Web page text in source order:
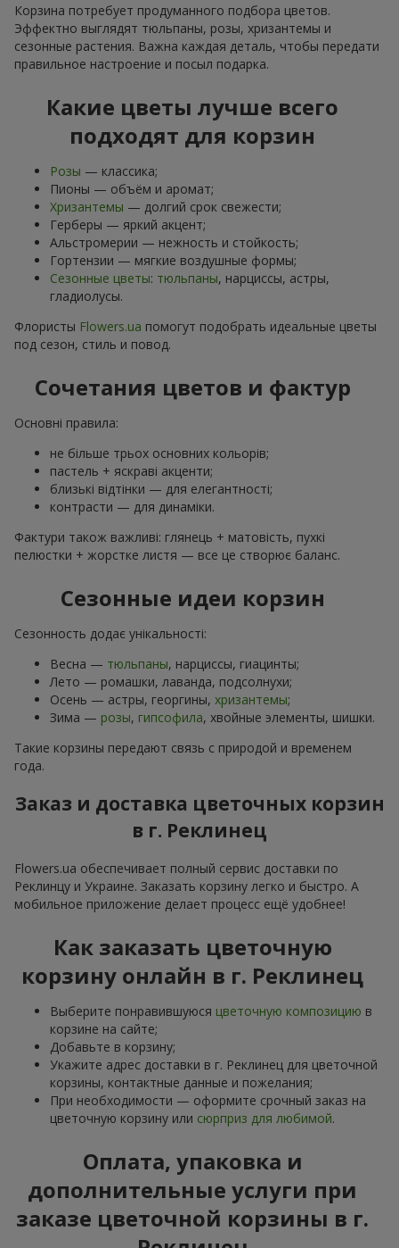
Корзина потребует продуманного подбора цветов.
Эффектно выглядят тюльпаны, розы, хризантемы и
сезонные растения. Важна каждая деталь, чтобы передати
правильное настроение и посыл подарка.
Какие цветы лучше всего
подходят для корзин
Розы — классика;
Пионы — объём и аромат;
Хризантемы — долгий срок свежести;
Герберы — яркий акцент;
Альстромерии — нежность и стойкость;
Гортензии — мягкие воздушные формы;
Сезонные цветы: тюльпаны, нарциссы, астры,
гладиолусы.
Флористы Flowers.ua помогут подобрать идеальные цветы
под сезон, стиль и повод.
Сочетания цветов и фактур
Основні правила:
не більше трьох основних кольорів;
пастель + яскраві акценти;
близькі відтінки — для елегантності;
контрасти — для динаміки.
Фактури також важливі: глянець + матовість, пухкі
пелюстки + жорстке листя — все це створює баланс.
Сезонные идеи корзин
Сезонность додає унікальності:
Весна — тюльпаны, нарциссы, гиацинты;
Лето — ромашки, лаванда, подсолнухи;
Осень — астры, георгины, хризантемы;
Зима — розы, гипсофила, хвойные элементы, шишки.
Такие корзины передают связь с природой и временем
года.
Заказ и доставка цветочных корзин
в г. Реклинец
Flowers.ua обеспечивает полный сервис доставки по
Реклинцу и Украине. Заказать корзину легко и быстро. А
мобильное приложение делает процесс ещё удобнее!
Как заказать цветочную
корзину онлайн в г. Реклинец
Выберите понравившуюся цветочную композицию в
корзине на сайте;
Добавьте в корзину;
Укажите адрес доставки в г. Реклинец для цветочной
корзины, контактные данные и пожелания;
При необходимости — оформите срочный заказ на
цветочную корзину или сюрприз для любимой.
Оплата, упаковка и
дополнительные услуги при
заказе цветочной корзины в г.